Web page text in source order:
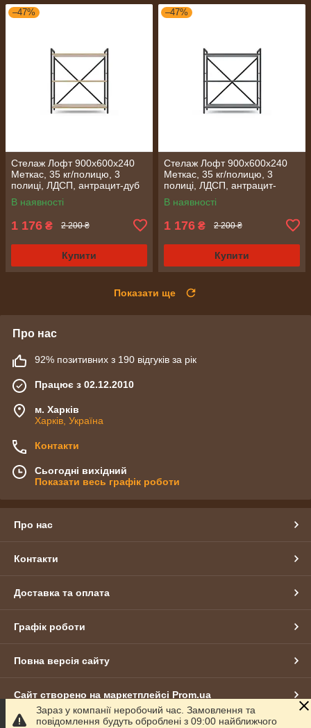
–47%
Стелаж Лофт 900х600х240
Меткас, 35 кг/полицю, 3
полиці, ЛДСП, антрацит-дуб
артизан
В наявності
1 176 ₴ 2 200 ₴
Купити
–47%
Стелаж Лофт 900х600х240
Меткас, 35 кг/полицю, 3
полиці, ЛДСП, антрацит-
антрацит
В наявності
1 176 ₴ 2 200 ₴
Купити
Показати ще
Про нас
92% позитивних з 190 відгуків за рік
Працює з 02.12.2010
м. Харків
Харків, Україна
Контакти
Сьогодні вихідний
Показати весь графік роботи
Про нас
Контакти
Доставка та оплата
Графік роботи
Повна версія сайту
Сайт створено на маркетплейсі Prom.ua
Зараз у компанії неробочий час. Замовлення та
повідомлення будуть оброблені з 09:00 найближчого